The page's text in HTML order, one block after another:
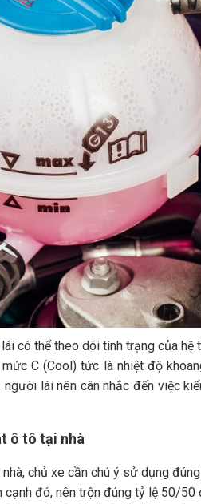
có thể theo dõi tình trạng của
C (Cool) tức là nhiệt độ
lái nên cân nhắc đến việc
ô tô tại nhà
chủ xe cần chú ý sử dụng
cạnh đó, nên trộn đúng tỷ lệ 50/